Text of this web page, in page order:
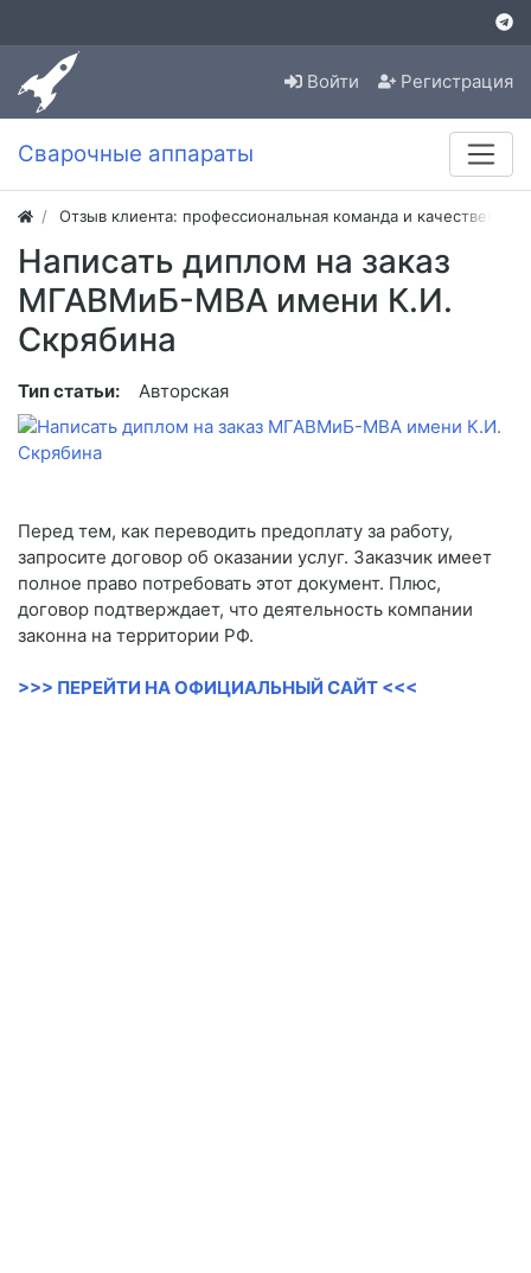
Войти Регистрация
Сварочные аппараты
Отзыв клиента: профессиональная команда и
Написать диплом на заказ
МГАВМиБ-МВА имени К.И.
Скрябина
Тип статьи: Авторская
Перед тем, как переводить предоплату за работу,
запросите договор об оказании услуг. Заказчик имеет
полное право потребовать этот документ. Плюс,
договор подтверждает, что деятельность компании
законна на территории РФ.
>>> ПЕРЕЙТИ НА ОФИЦИАЛЬНЫЙ САЙТ <<<